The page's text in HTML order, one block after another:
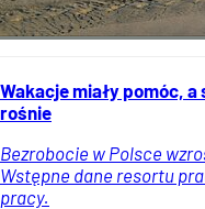
Wakacje miały pomóc,
rośnie
Bezrobocie w Polsce
Wstępne dane resortu
pracy.